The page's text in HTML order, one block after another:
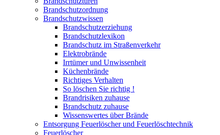
Brandschutzordnung
Brandschutzwissen
Brandschutzerziehung
Brandschutzlexikon
Brandschutz im Straßenverkehr
Elektrobrände
Irrtümer und Unwissenheit
Küchenbrände
Richtiges Verhalten
So löschen Sie richtig !
Brandrisiken zuhause
Brandschutz zuhause
Wissenswertes über Brände
Entsorgung Feuerlöscher und Feuerlöschtechnik
Feuerlöscher